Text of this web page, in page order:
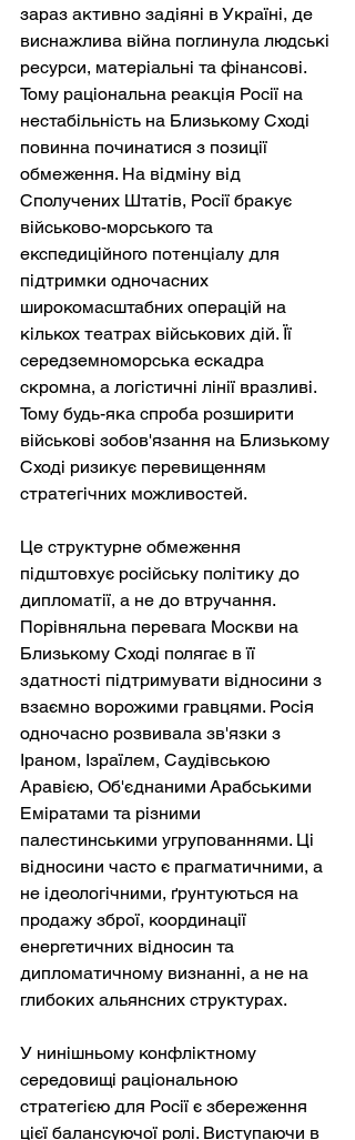
зараз активно задіяні в Україні, де
виснажлива війна поглинула людські
ресурси, матеріальні та фінансові.
Тому раціональна реакція Росії на
нестабільність на Близькому Сході
повинна починатися з позиції
обмеження. На відміну від
Сполучених Штатів, Росії бракує
військово-морського та
експедиційного потенціалу для
підтримки одночасних
широкомасштабних операцій на
кількох театрах військових дій. Її
середземноморська ескадра
скромна, а логістичні лінії вразливі.
Тому будь-яка спроба розширити
військові зобов'язання на Близькому
Сході ризикує перевищенням
стратегічних можливостей.
Це структурне обмеження
підштовхує російську політику до
дипломатії, а не до втручання.
Порівняльна перевага Москви на
Близькому Сході полягає в її
здатності підтримувати відносини з
взаємно ворожими гравцями. Росія
одночасно розвивала зв'язки з
Іраном, Ізраїлем, Саудівською
Аравією, Об'єднаними Арабськими
Еміратами та різними
палестинськими угрупованнями. Ці
відносини часто є прагматичними, а
не ідеологічними, ґрунтуються на
продажу зброї, координації
енергетичних відносин та
дипломатичному визнанні, а не на
глибоких альянсних структурах.
У нинішньому конфліктному
середовищі раціональною
стратегією для Росії є збереження
цієї балансуючої ролі. Виступаючи в